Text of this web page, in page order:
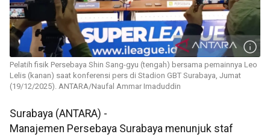
Pelatih fisik Persebaya Shin Sang-gyu (tengah) bersama pemainnya Leo
Lelis (kanan) saat konferensi pers di Stadion GBT Surabaya, Jumat
(19/12/2025). ANTARA/Naufal Ammar Imaduddin
Surabaya (ANTARA) -
Manajemen Persebaya Surabaya menunjuk staf